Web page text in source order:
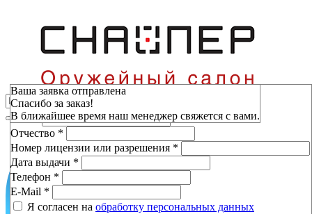
Зарезервировать
Фамилия*
Имя*
Отчество *
Номер лицензии или разрешения *
Дата выдачи *
Телефон *
E-Mail *
Я согласен на обработку персональных данных
Ваша заявка отправлена
Спасибо за заказ!
В ближайшее время наш менеджер свяжется с вами.